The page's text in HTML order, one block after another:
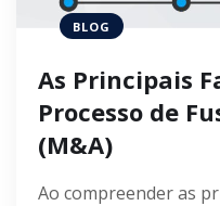
BLOG
As Principais
Processo de
(M&A)
Ao compreender as